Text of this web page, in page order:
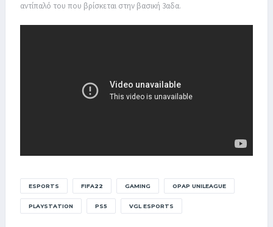
αντίπαλό του που βρίσκεται στην βασική 3αδα.
ESPORTS FIFA22 GAMING OPAP UNILEAGUE
PLAYSTATION PS5 VGL ESPORTS